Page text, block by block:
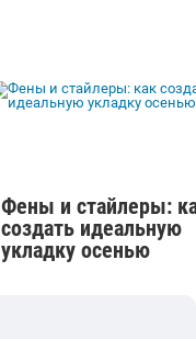
Фены и стайлеры:
создать идеальную
укладку осенью